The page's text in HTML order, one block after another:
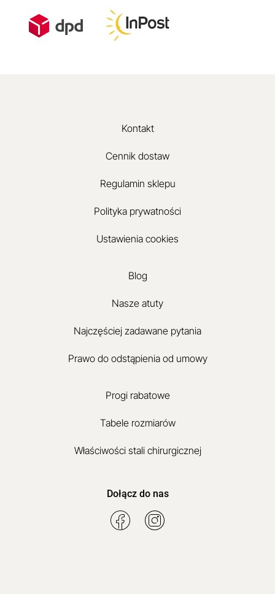
Kontakt
Cennik dostaw
Regulamin sklepu
Polityka prywatności
Ustawienia cookies
Blog
Nasze atuty
Najczęściej zadawane pytania
Prawo do odstąpienia od umowy
Progi rabatowe
Tabele rozmiarów
Właściwości stali chirurgicznej
Dołącz do nas